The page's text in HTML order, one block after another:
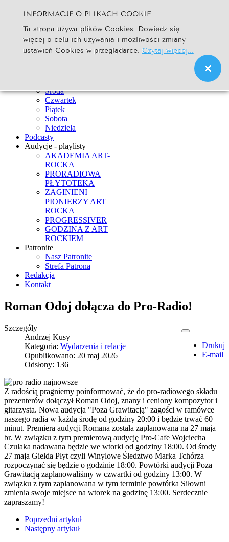
Szukaj... Go
Strona Główna
Newsy
Środa
Czwartek
Piątek
Sobota
Niedziela
Podcasty
Audycje - playlisty
AKADEMIA ART-
ROCKA
PRORADIOWA
PŁYTOTEKA
ZAGINIENI
PIONIERZY ART
ROCKA
PROGRESSIVER
GODZINA Z ART
ROCKIEM
Patronite
Nasz Patronite
Strefa Patrona
Redakcja
Kontakt
Roman Odoj dołącza do Pro-Radio!
Drukuj
E-mail
Szczegóły
Andrzej Kusy
Kategoria: Wydarzenia i relacje
Opublikowano: 20 maj 2026
Odsłony: 136
Z radością pragniemy poinformować, że do pro-radiowego składu
prezenterów dołączył Roman Odoj, znany i ceniony kompozytor i
gitarzysta. Nowa audycja "Poza Grawitacją" zagości w ramówce
naszego radia w każdą środę od godziny 20:00 i będzie trwać 60
minut. Premiera audycji Romana została zaplanowana na 27 maja
br. W związku z tym premierową audycję Pro-Cafe Wojciecha
Czulaka nadawana będzie we wtorki od godziny 18:00. Od środy
27 maja Giełda Płyt czyli Winylowe Śledztwo Marka Tchórza
rozpoczynać się będzie o godzinie 18:00. Powtórki audycji Poza
Grawitacją zaplanowaliśmy w czwartki od godziny 13:00. W
związku z tym zaplanowana w tym terminie powtórka Siłowni
zmienia swoje miejsce na wtorek na godzinę 13:00. Serdecznie
zapraszamy!
Poprzedni artykuł
Następny artykuł
INFORMACJE O PLIKACH COOKIE
Ta strona używa plików Cookies. Dowiedz się
więcej o celu ich używania i możliwości zmiany
ustawień Cookies w przeglądarce. Czytaj więcej...